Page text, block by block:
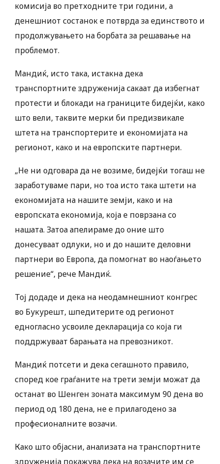
комисија во претходните три години, а
денешниот состанок е потврда за единството и
продолжувањето на борбата за решавање на
проблемот.
Мандиќ, исто така, истакна дека
транспортните здруженија сакаат да избегнат
протести и блокади на границите бидејќи, како
што вели, таквите мерки би предизвикале
штета на транспортерите и економијата на
регионот, како и на европските партнери.
„Не ни одговара да не возиме, бидејќи тогаш не
заработуваме пари, но тоа исто така штети на
економијата на нашите земји, како и на
европската економија, која е поврзана со
нашата. Затоа апелираме до оние што
донесуваат одлуки, но и до нашите деловни
партнери во Европа, да помогнат во наоѓањето
решение“, рече Мандиќ.
Тој додаде и дека на неодамнешниот конгрес
во Букурешт, шпедитерите од регионот
едногласно усвоиле декларација со која ги
поддржуваат барањата на превозникот.
Мандиќ потсети и дека сегашното правило,
според кое граѓаните на трети земји можат да
останат во Шенген зоната максимум 90 дена во
период од 180 дена, не е прилагодено за
професионалните возачи.
Како што објасни, анализата на транспортните
здруженија покажува дека на возачите им се